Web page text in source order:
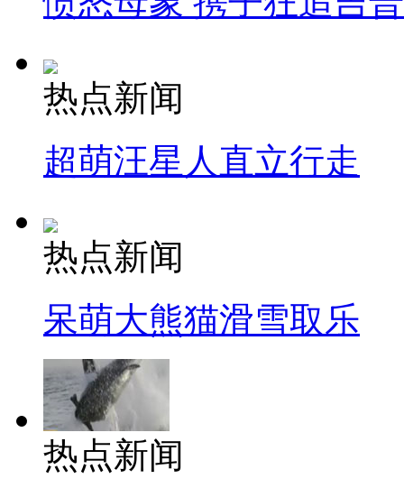
热点新闻
超萌汪星人直立行走
热点新闻
呆萌大熊猫滑雪取乐
热点新闻